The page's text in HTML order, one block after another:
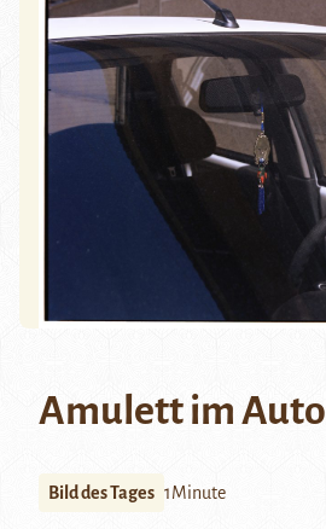
Amulett im Auto
Bild des Tages 1Minute